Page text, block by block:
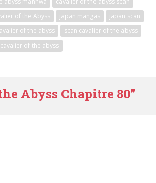
of the Abyss japan mangas
japan scan
of the abyss
scan cavalier of the abyss
of the abyss
Abyss Chapitre 80”